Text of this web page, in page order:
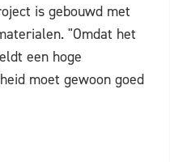
is gebouwd met
"Omdat het
een hoge
moet gewoon goed